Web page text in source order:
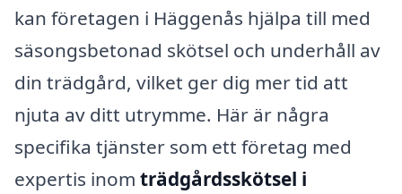
kan företagen i Häggenås hjälpa till med
säsongsbetonad skötsel och underhåll av
din trädgård, vilket ger dig mer tid att
njuta av ditt utrymme. Här är några
specifika tjänster som ett företag med
expertis inom trädgårdsskötsel i